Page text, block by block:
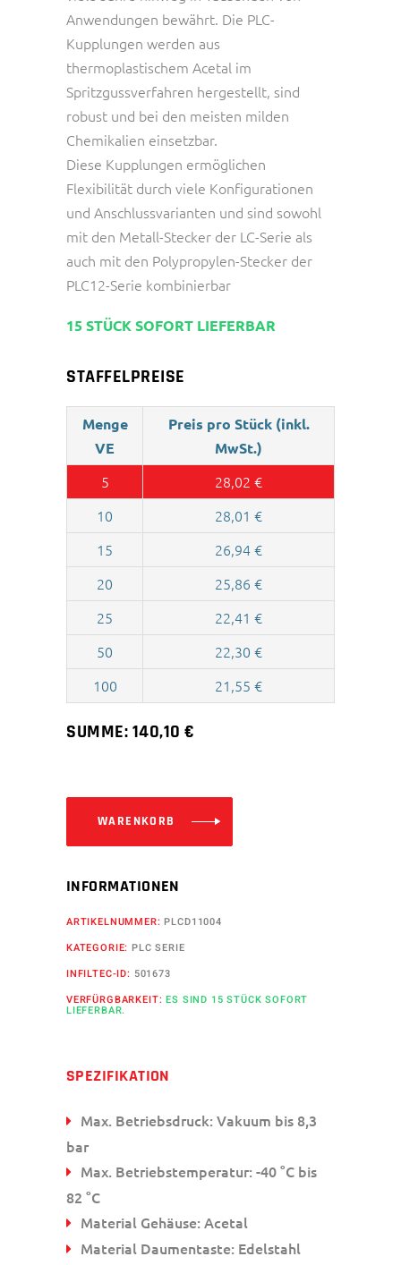
Anwendungen bewährt. Die PLC-
Kupplungen werden aus
thermoplastischem Acetal im
Spritzgussverfahren hergestellt, sind
robust und bei den meisten milden
Chemikalien einsetzbar.
Diese Kupplungen ermöglichen
Flexibilität durch viele Konfigurationen
und Anschlussvarianten und sind sowohl
mit den Metall-Stecker der LC-Serie als
auch mit den Polypropylen-Stecker der
PLC12-Serie kombinierbar
15 STÜCK SOFORT LIEFERBAR
STAFFELPREISE
Menge
VE
Preis pro Stück (inkl.
MwSt.)
5 28,02 €
10
28,01 €
15
26,94€
20
25,86 €
25
22,41 €
50
22,30 €
100
21,55 €
SUMME:140,10 €
WARENKORB
INFORMATIONEN
ARTIKELNUMMER:PLCD11004
KATEGORIE:PLC SERIE
INFILTEC-ID: 501673
VERFÜRGBARKEIT:ES SIND 15 STÜCK SOFORT
LIEFERBAR.
SPEZIFIKATION
Max. Betriebsdruck: Vakuum bis 8,3
bar
Max. Betriebstemperatur: -40 °C bis
82 °C
Material Gehäuse: Acetal
Material Daumentaste: Edelstahl